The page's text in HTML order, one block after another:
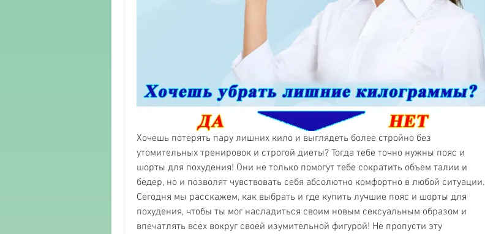
Хочешь потерять пару лишних кило и выглядеть более стройно без
утомительных тренировок и строгой диеты? Тогда тебе точно нужны пояс и
шорты для похудения! Они не только помогут тебе сократить объем талии и
бедер, но и позволят чувствовать себя абсолютно комфортно в любой ситуации.
Сегодня мы расскажем, как выбрать и где купить лучшие пояс и шорты для
похудения, чтобы ты мог насладиться своим новым сексуальным образом и
впечатлять всех вокруг своей изумительной фигурой! Не пропусти эту